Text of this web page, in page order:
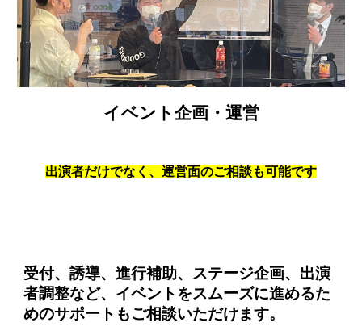
イベント企画・運営
出演者だけでなく、運営面のご相談も可能です
受付、誘導、進行補助、ステージ企画、出演
者調整など、イベントをスムーズに進めるた
めのサポートもご相談いただけます。